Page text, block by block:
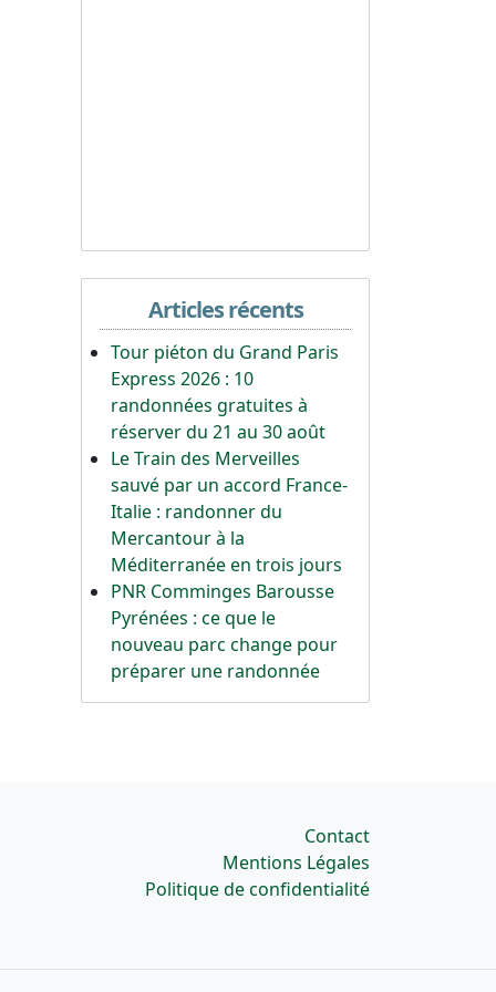
Articles récents
Tour piéton du Grand Paris
Express 2026 : 10
randonnées gratuites à
réserver du 21 au 30 août
Le Train des Merveilles
sauvé par un accord France-
Italie : randonner du
Mercantour à la
Méditerranée en trois jours
PNR Comminges Barousse
Pyrénées : ce que le
nouveau parc change pour
préparer une randonnée
Contact
Mentions Légales
Politique de confidentialité